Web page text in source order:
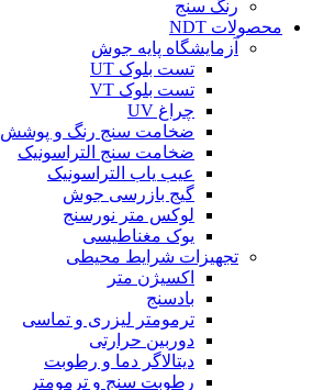
رنگ سنج
محصولات NDT
آزمایشگاه پایه جوش
تست بلوک UT
تست بلوک VT
چراغ UV
ضخامت سنج رنگ و پوشش
ضخامت سنج التراسونیک
عیب یاب التراسونیک
گیج بازرسی جوش
لوکس متر نورسنج
یوک مغناطیسی
تجهیزات شرایط محیطی
اکسیژن متر
بادسنج
ترمومتر لیزری و تماسی
دوربین حرارتی
دیتالاگر دما و رطوبت
رطوبت سنج و ترمومتر